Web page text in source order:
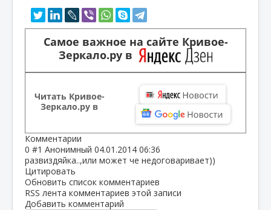
Самое важное на сайте Кривое-
Зеркало.ру в
Читать Кривое-
Зеркало.ру в
Комментарии
0 #1 Анонимный 04.01.2014 06:36
развиздяйка..,или может че недоговаривает))
Цитировать
Обновить список комментариев
RSS лента комментариев этой записи
Добавить комментарий